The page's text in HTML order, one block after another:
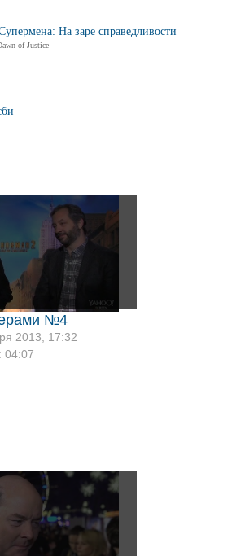
№4
2013, 17:32
04:07
На заре справедливости
of Justice